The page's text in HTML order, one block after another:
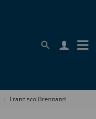
Francisco Brennand